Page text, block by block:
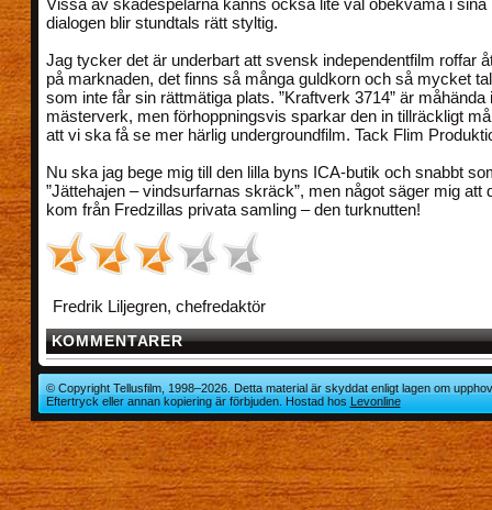
Vissa av skådespelarna känns också lite väl obekväma i sina
dialogen blir stundtals rätt styltig.
Jag tycker det är underbart att svensk independentfilm roffar
på marknaden, det finns så många guldkorn och så mycket
som inte får sin rättmätiga plats. ”Kraftverk 3714” är måhända
mästerverk, men förhoppningsvis sparkar den in tillräckligt
att vi ska få se mer härlig undergroundfilm. Tack Flim
Nu ska jag bege mig till den lilla byns ICA-butik och snabbt
”Jättehajen – vindsurfarnas skräck”, men något säger mig att
kom från Fredzillas privata samling – den turknutten!
Fredrik Liljegren, chefredaktör
KOMMENTARER
© Copyright Tellusfilm, 1998–2026. Detta material är skyddat enligt lagen om
Eftertryck eller annan kopiering är förbjuden. Hostad hosLevonline